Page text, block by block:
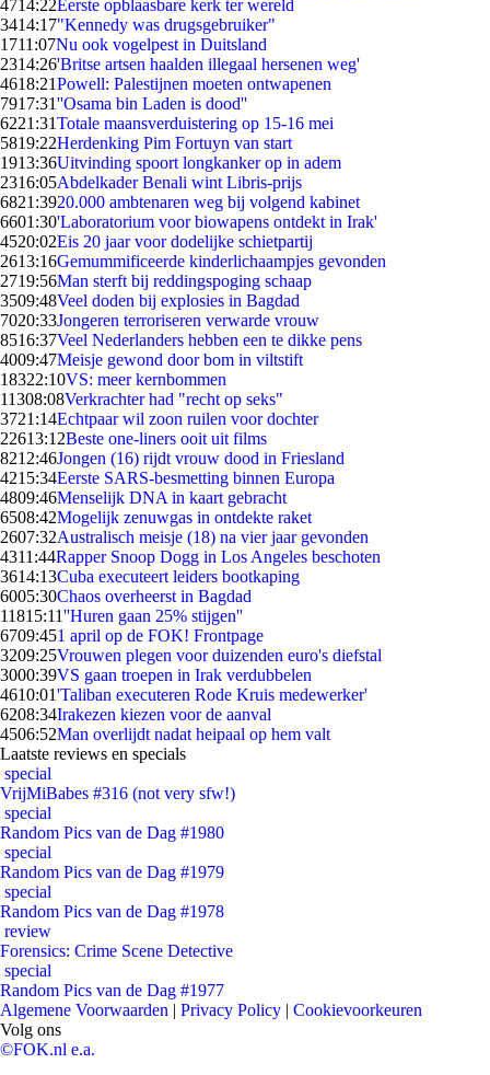
4714:22Eerste opblaasbare kerk ter wereld
3414:17"Kennedy was drugsgebruiker"
1711:07Nu ook vogelpest in Duitsland
2314:26'Britse artsen haalden illegaal hersenen weg'
4618:21Powell: Palestijnen moeten ontwapenen
7917:31''Osama bin Laden is dood''
6221:31Totale maansverduistering op 15-16 mei
5819:22Herdenking Pim Fortuyn van start
1913:36Uitvinding spoort longkanker op in adem
2316:05Abdelkader Benali wint Libris-prijs
6821:3920.000 ambtenaren weg bij volgend kabinet
6601:30'Laboratorium voor biowapens ontdekt in Irak'
4520:02Eis 20 jaar voor dodelijke schietpartij
2613:16Gemummificeerde kinderlichaampjes gevonden
2719:56Man sterft bij reddingspoging schaap
3509:48Veel doden bij explosies in Bagdad
7020:33Jongeren terroriseren verwarde vrouw
8516:37Veel Nederlanders hebben een te dikke pens
4009:47Meisje gewond door bom in viltstift
18322:10VS: meer kernbommen
11308:08Verkrachter had "recht op seks"
3721:14Echtpaar wil zoon ruilen voor dochter
22613:12Beste one-liners ooit uit films
8212:46Jongen (16) rijdt vrouw dood in Friesland
4215:34Eerste SARS-besmetting binnen Europa
4809:46Menselijk DNA in kaart gebracht
6508:42Mogelijk zenuwgas in ontdekte raket
2607:32Australisch meisje (18) na vier jaar gevonden
4311:44Rapper Snoop Dogg in Los Angeles beschoten
3614:13Cuba executeert leiders bootkaping
6005:30Chaos overheerst in Bagdad
11815:11''Huren gaan 25% stijgen''
6709:451 april op de FOK! Frontpage
3209:25Vrouwen plegen voor duizenden euro's diefstal
3000:39VS gaan troepen in Irak verdubbelen
4610:01'Taliban executeren Rode Kruis medewerker'
6208:34Irakezen kiezen voor de aanval
4506:52Man overlijdt nadat heipaal op hem valt
Laatste reviews en specials
special
VrijMiBabes #316 (not very sfw!)
special
Random Pics van de Dag #1980
special
Random Pics van de Dag #1979
special
Random Pics van de Dag #1978
review
Forensics: Crime Scene Detective
special
Random Pics van de Dag #1977
Algemene Voorwaarden | Privacy Policy | Cookievoorkeuren
Volg ons
©FOK.nl e.a.